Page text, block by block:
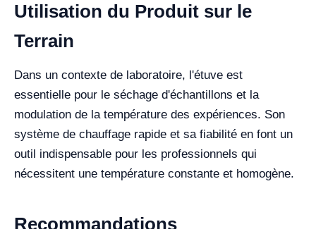
Utilisation du Produit sur le
Terrain
Dans un contexte de laboratoire, l'étuve est
essentielle pour le séchage d'échantillons et la
modulation de la température des expériences. Son
système de chauffage rapide et sa fiabilité en font un
outil indispensable pour les professionnels qui
nécessitent une température constante et homogène.
Recommandations